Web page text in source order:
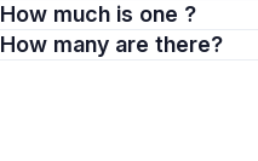
2. How much is one ?
3. How many are there?